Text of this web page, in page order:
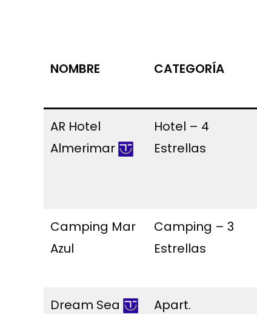
NOMBRE CATEGORÍA
AR Hotel
Almerimar
Hotel – 4
Estrellas
Camping Mar
Azul
Camping – 3
Estrellas
Dream Sea
Apart.